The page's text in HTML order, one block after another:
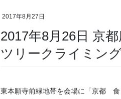
2017年8月27日
2017年8月26日 京
ツリークライミン
東本願寺前緑地帯を会場に「京都 食